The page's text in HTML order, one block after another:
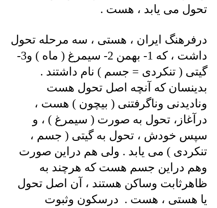
تحول می یابد ، هست .
درفرهنگ ایران ، هستی ، سه مرحله تحول
داشت ، که 1- بهمن 2- سیمرغ ( ماه ) و3-
گیتی ( تنکردی = جسم ) نام داشتند .
بدینسان که آنچه اصل تحول هست
ونادیدنی وناگرفتنی ( بیچون ) هست ،
درآغاز، تحول به صورت ( سیمرغ ) ، و
سپس خودش ، تحول به گیتی ( جسم ،
تنکردی ) می یابد . ولی هم دراین صورت
وهم دراین جسم هست که هرچند به
ظاهرثابت وساکن هستند ، آن اصل تحول
یا هستی ، هست . درسکون وثبوت